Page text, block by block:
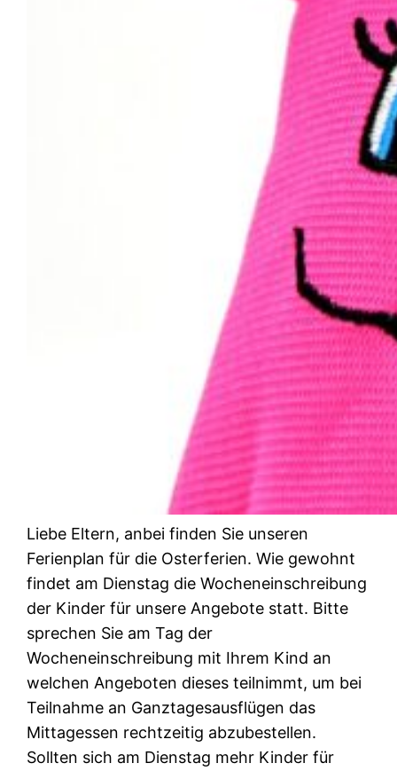
Liebe Eltern, anbei finden Sie unseren
Ferienplan für die Osterferien. Wie gewohnt
findet am Dienstag die Wocheneinschreibung
der Kinder für unsere Angebote statt. Bitte
sprechen Sie am Tag der
Wocheneinschreibung mit Ihrem Kind an
welchen Angeboten dieses teilnimmt, um bei
Teilnahme an Ganztagesausflügen das
Mittagessen rechtzeitig abzubestellen.
Sollten sich am Dienstag mehr Kinder für